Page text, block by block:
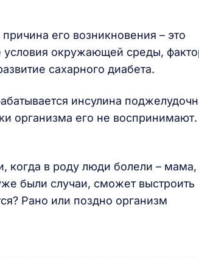
его возникновения – это
условия окружающей среды,
сахарного диабета.
инсулина
организма его не воспринимают.
когда в роду люди болели – мама,
были случаи, сможет выстроить
Рано или поздно организм